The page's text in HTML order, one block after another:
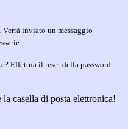
Verrà inviato un messaggio
Effettua il reset della password
casella di posta elettronica!